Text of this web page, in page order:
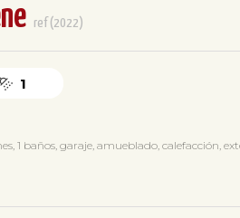
ref(2022)
1
1 baños, garaje, amueblado, calefacción,